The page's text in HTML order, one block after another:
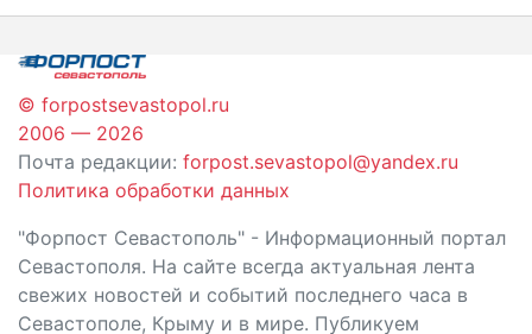
записям
© forpostsevastopol.ru
2006 — 2026
Почта редакции: forpost.sevastopol@yandex.ru
Политика обработки данных
"Форпост Севастополь" - Информационный портал
Севастополя. На сайте всегда актуальная лента
свежих новостей и событий последнего часа в
Севастополе, Крыму и в мире. Публикуем